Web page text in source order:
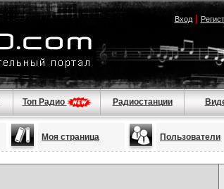
Вход|
Топ Радио Радиостанции
Моя страница Пользователи